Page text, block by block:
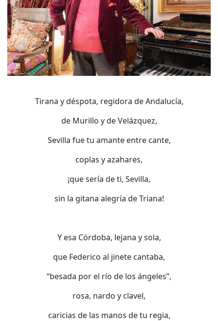
Tirana y déspota, regidora de Andalucía,
de Murillo y de Velázquez,
Sevilla fue tu amante entre cante,
coplas y azahares,
¡que sería de ti, Sevilla,
sin la gitana alegría de Triana!
Y esa Córdoba, lejana y sola,
que Federico al jinete cantaba,
“besada por el río de los ángeles”,
rosa, nardo y clavel,
caricias de las manos de tu regia,